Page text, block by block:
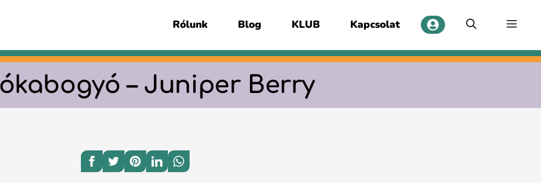
Rólunk Blog KLUB Kapcsolat
– Juniper Berry